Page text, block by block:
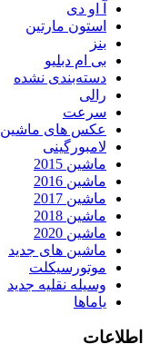
آ او دی
استون مارتین
بنز
بی ام دبلیو
دسته‌بندی نشده
رالی
سرعت
عکس های ماشین
لامبورگینی
ماشین 2015
ماشین 2016
ماشین 2017
ماشین 2018
ماشین 2020
ماشین های جدید
موتورسیکلت
وسیله نقلیه جدید
یاماها
اطلاعات